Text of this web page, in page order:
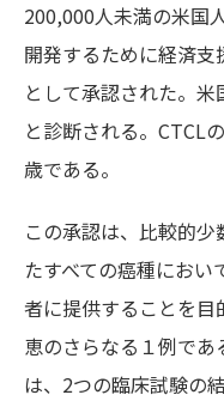
200,000人未満の米国
開発するために経済
として承認された。
と診断される。CTCL
歳である。
この承認は、比較的
たすべての癌種にお
者に提供することを
恵のさらなる１例で
は、2つの臨床試験の